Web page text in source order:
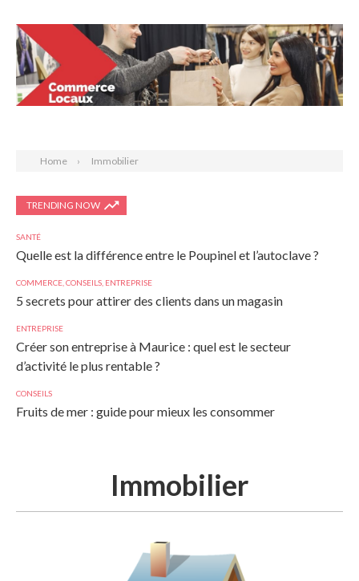
Home Immobilier
TRENDING NOW
SANTÉ
Quelle est la différence entre le Poupinel et l’autoclave ?
COMMERCE CONSEILS ENTREPRISE
5 secrets pour attirer des clients dans un magasin
ENTREPRISE
Créer son entreprise à Maurice : quel est le secteur
d’activité le plus rentable ?
CONSEILS
Fruits de mer : guide pour mieux les consommer
Immobilier